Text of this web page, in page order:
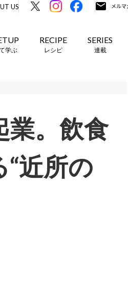
US
学ぶ
RECIPE
レシピ
SERIES
連載
業。飲食
近所の